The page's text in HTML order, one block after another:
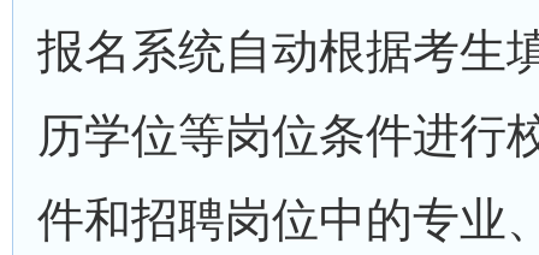
报名系统自动根据考生
历学位等岗位条件进行
件和招聘岗位中的专业